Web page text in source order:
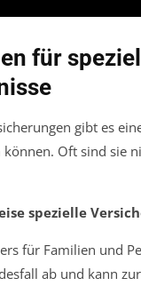
für
gibt es
Oft sind sie
spezielle
für Familien und
ab und kann